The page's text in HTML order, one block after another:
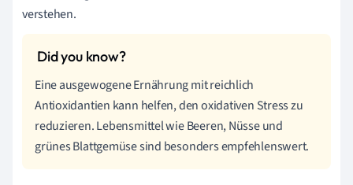
verstehen.
Eine ausgewogene Ernährung mit reichlich
Antioxidantien kann helfen, den oxidativen Stress zu
reduzieren. Lebensmittel wie Beeren, Nüsse und
grünes Blattgemüse sind besonders empfehlenswert.